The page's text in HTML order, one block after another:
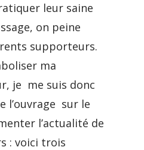
leur saine
on peine
supporteurs.
ma
je me suis donc
l’ouvrage sur le
l’actualité de
: voici trois